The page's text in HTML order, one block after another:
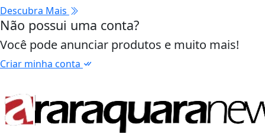
Descubra Mais
Não possui uma conta?
Você pode anunciar produtos e muito mais!
Criar minha conta